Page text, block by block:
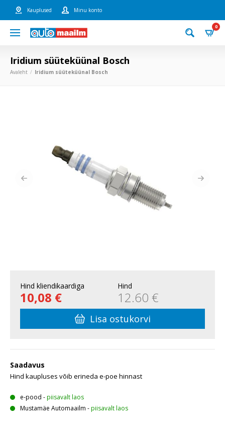
Kauplused Minu konto
0
Iridium süüteküünal Bosch
Avaleht Iridium süüteküünal Bosch
Hind kliendikaardiga
10,08 €
Hind
12.60 €
Lisa ostukorvi
Saadavus
Hind kaupluses võib erineda e-poe hinnast
e-pood -piisavalt laos
Mustamäe Automaailm -piisavalt laos